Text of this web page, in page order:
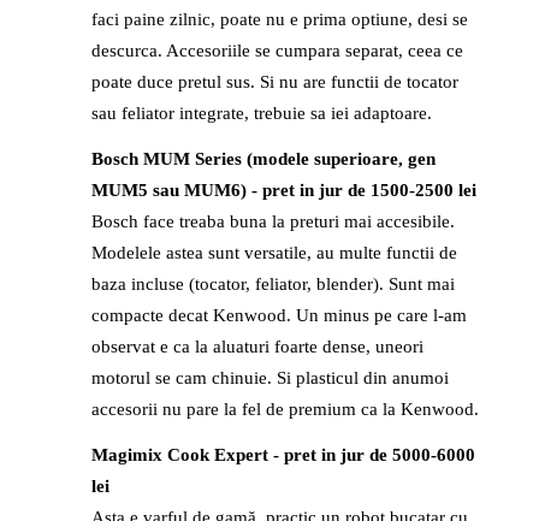
faci paine zilnic, poate nu e prima optiune, desi se
descurca. Accesoriile se cumpara separat, ceea ce
poate duce pretul sus. Si nu are functii de tocator
sau feliator integrate, trebuie sa iei adaptoare.
Bosch MUM Series (modele superioare, gen
MUM5 sau MUM6) - pret in jur de 1500-2500 lei
Bosch face treaba buna la preturi mai accesibile.
Modelele astea sunt versatile, au multe functii de
baza incluse (tocator, feliator, blender). Sunt mai
compacte decat Kenwood. Un minus pe care l-am
observat e ca la aluaturi foarte dense, uneori
motorul se cam chinuie. Si plasticul din anumoi
accesorii nu pare la fel de premium ca la Kenwood.
Magimix Cook Expert - pret in jur de 5000-6000
lei